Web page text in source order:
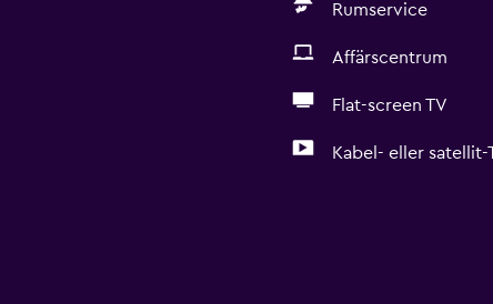
Rumservice
Affärscentrum
Flat-screen TV
Kabel- eller satellit-